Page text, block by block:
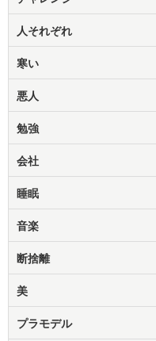
人それぞれ
寒い
悪人
勉強
会社
睡眠
音楽
断捨離
美
プラモデル